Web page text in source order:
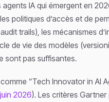
IA qui émergent en
politiques d’accès et de
trails), les mécanismes
de vie des modèles
sont pas suffisantes.
“Tech Innovator in AI
2026). Les critères